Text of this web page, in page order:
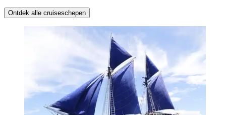
Ontdek alle cruiseschepen